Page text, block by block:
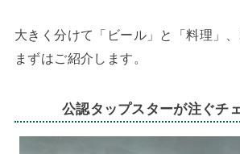
大きく分けて「ビール」と「料理」
まずはご紹介します。
公認タップスターが注ぐチ